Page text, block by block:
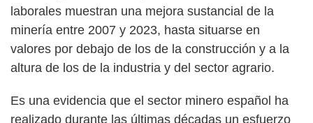
laborales muestran una mejora sustancial de la
minería entre 2007 y 2023, hasta situarse en
valores por debajo de los de la construcción y a la
altura de los de la industria y del sector agrario.
Es una evidencia que el sector minero español ha
realizado durante las últimas décadas un esfuerzo